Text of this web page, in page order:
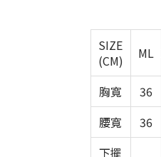
SIZE
(CM)
ML
胸寬 36
腰寬
36
下擺